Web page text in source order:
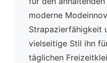
moderne
Strapazierfähigkeit
vielseitige Stil ihn
täglichen